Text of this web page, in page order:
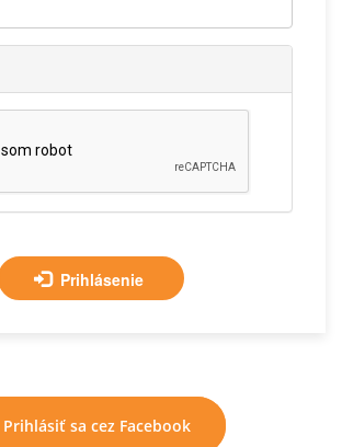
Prihlásenie
Prihlásiť sa cez Facebook